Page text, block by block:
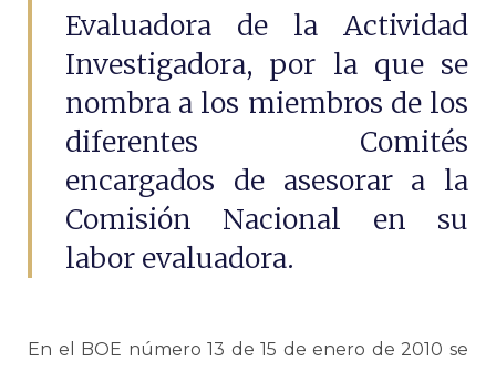
Evaluadora de la Actividad
Investigadora, por la que se
nombra a los miembros de los
diferentes Comités
encargados de asesorar a la
Comisión Nacional en su
labor evaluadora.
En el BOE número 13 de 15 de enero de 2010 se